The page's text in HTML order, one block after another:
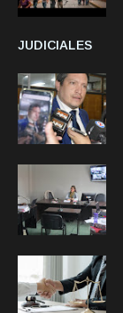
JUDICIALES